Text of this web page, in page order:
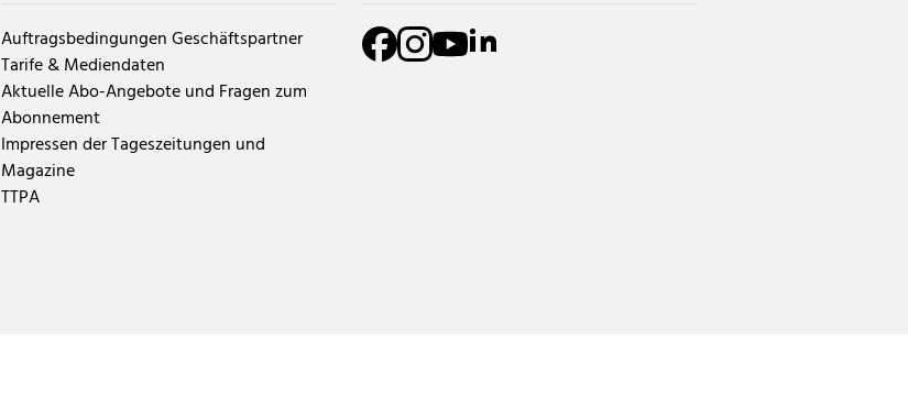
Auftragsbedingungen Geschäftspartner
Tarife & Mediendaten
Aktuelle Abo-Angebote und Fragen zum
Abonnement
Impressen der Tageszeitungen und
Magazine
TTPA